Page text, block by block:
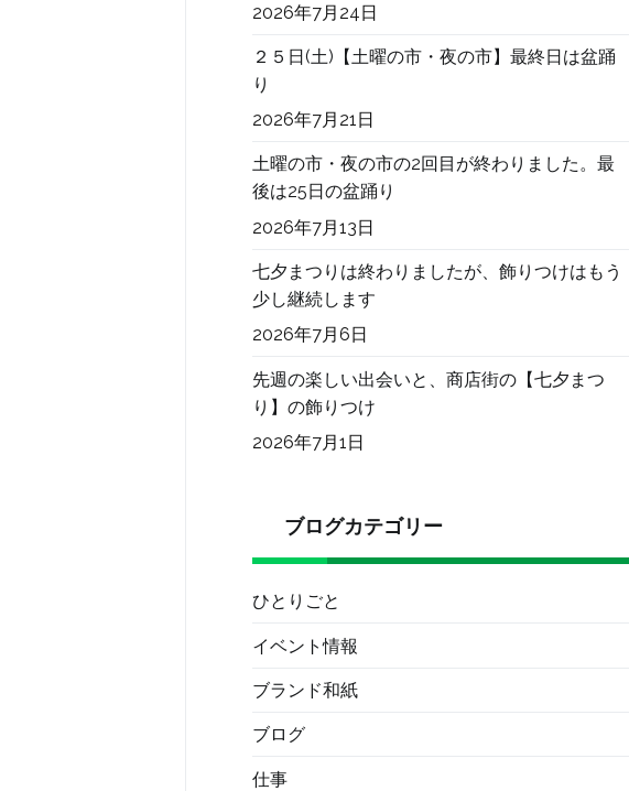
2026年7月24日
２５日(土)【土曜の市・夜の市】最終日は盆踊
り
2026年7月21日
土曜の市・夜の市の2回目が終わりました。最
後は25日の盆踊り
2026年7月13日
七夕まつりは終わりましたが、飾りつけはもう
少し継続します
2026年7月6日
先週の楽しい出会いと、商店街の【七夕まつ
り】の飾りつけ
2026年7月1日
ブログカテゴリー
ひとりごと
イベント情報
ブランド和紙
ブログ
仕事